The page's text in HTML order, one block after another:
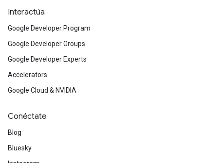
Interactúa
Google Developer Program
Google Developer Groups
Google Developer Experts
Accelerators
Google Cloud & NVIDIA
Conéctate
Blog
Bluesky